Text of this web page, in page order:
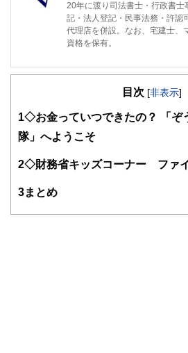
20年に渡り司法書士・行政書士
記・法人登記・民事法務・許認
代理店を併設。なお、宅建士、
資格を保有。
目次 [非表示]
1◇お金っていつできたの？ 「ぞ
隊」へようこそ
2◇財務省キッズコーナー ファ
3まとめ